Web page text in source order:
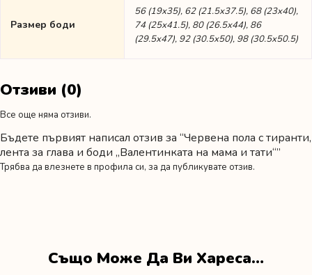
Размер боди
56 (19х35), 62 (21.5х37.5), 68 (23х40),
74 (25х41.5), 80 (26.5х44), 86
(29.5х47), 92 (30.5х50), 98 (30.5х50.5)
Отзиви (0)
Все още няма отзиви.
Бъдете първият написал отзив за “Червена пола с тиранти,
лента за глава и боди „Валентинката на мама и тати“”
Трябва да влезнете в профила си, за да публикувате отзив.
Също Може Да Ви Хареса…